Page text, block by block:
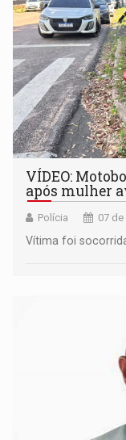
VÍDEO:
após mulher
Polícia 07
Vítima foi